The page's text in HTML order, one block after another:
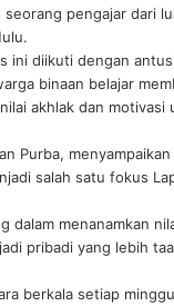
pengajar dari
ini diikuti dengan
binaan belajar
akhlak dan
Purba,
salah satu fokus
dalam menanamkan
pribadi yang lebih
berkala setiap